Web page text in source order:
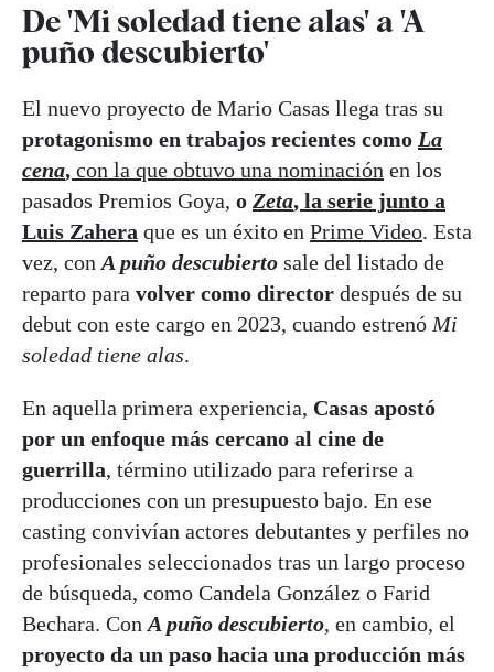
De 'Mi soledad tiene alas' a 'A
puño descubierto'
El nuevo proyecto de Mario Casas llega tras su
protagonismo en trabajos recientes como La
cena, con la que obtuvo una nominación en los
pasados Premios Goya, o Zeta, la serie junto a
Luis Zahera que es un éxito en Prime Video. Esta
vez, con A puño descubierto sale del listado de
reparto para volver como director después de su
debut con este cargo en 2023, cuando estrenó Mi
soledad tiene alas.
En aquella primera experiencia, Casas apostó
por un enfoque más cercano al cine de
guerrilla, término utilizado para referirse a
producciones con un presupuesto bajo. En ese
casting convivían actores debutantes y perfiles no
profesionales seleccionados tras un largo proceso
de búsqueda, como Candela González o Farid
Bechara. Con A puño descubierto, en cambio, el
proyecto da un paso hacia una producción más